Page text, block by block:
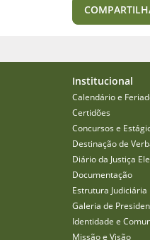
Institucional
Calendário e
Certidões
Concursos e
Destinação de
Diário da Justiça
Documentação
Estrutura Judiciária
Galeria de
Identidade e
Missão e Visão